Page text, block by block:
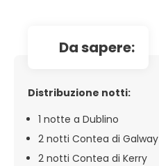
da sapere:
Distribuzione notti:
1 notte a Dublino
2 notti Contea di Galway
2 notti Contea di Kerry